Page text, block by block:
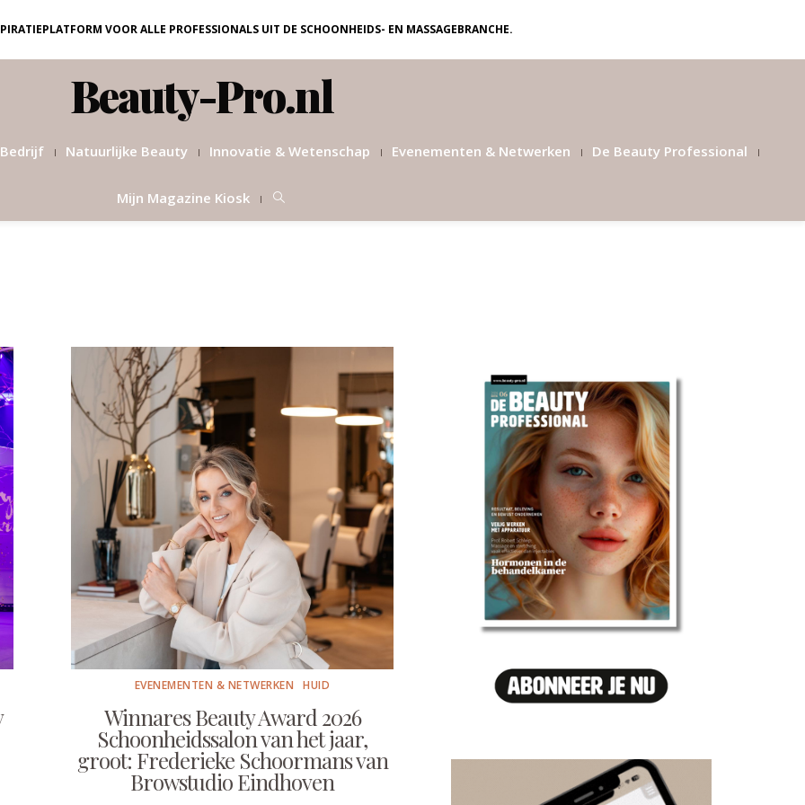
VOOR ALLE PROFESSIONALS UIT DE SCHOONHEIDS- EN MASSAGEBRANCHE.
Beauty-Pro.nl
Natuurlijke Beauty Innovatie & Wetenschap Evenementen & Netwerken De Beauty Professional
Mijn Magazine Kiosk
EVENEMENTEN & NETWERKEN HUID
Winnares Beauty Award 2026
Schoonheidssalon van het jaar,
groot: Frederieke Schoormans van
Browstudio Eindhoven